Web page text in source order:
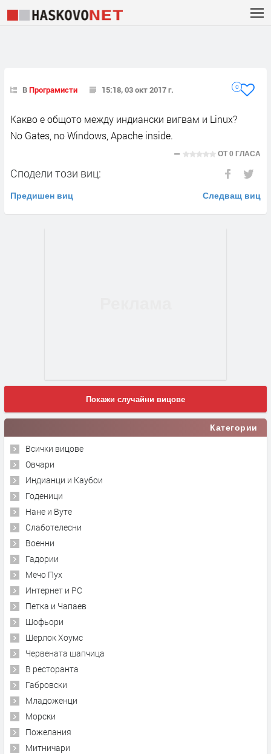
ВПрограмисти 15:18, 03 окт 2017 г. 0
Kакво е общото между индиански вигвам и Linux?
No Gates, no Windows, Apache inside.
ОТ0 ГЛАСА
Сподели този виц:
Предишен виц Следващ виц
Покажи случайни вицове
Категории
Всички вицове
Овчари
Индианци и Каубои
Годеници
Нане и Вуте
Слаботелесни
Военни
Гадории
Мечо Пух
Интернет и PC
Петка и Чапаев
Шофьори
Шерлок Хоумс
Червената шапчица
В ресторанта
Габровски
Младоженци
Морски
Пожелания
Митничари